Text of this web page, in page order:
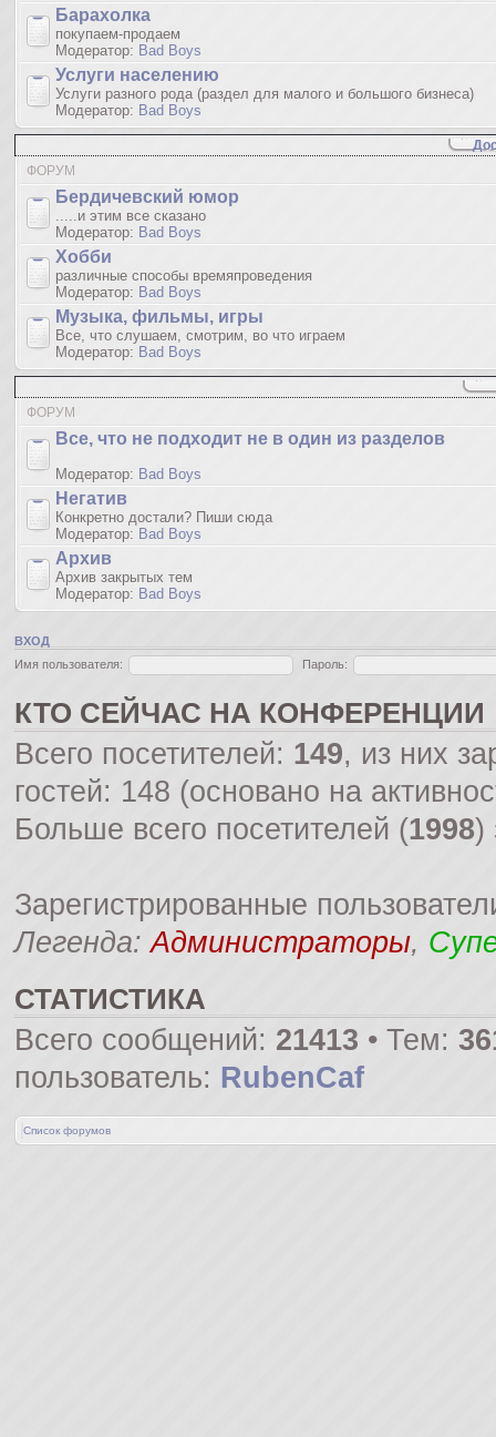
Барахолка
покупаем-продаем
Модератор: Bad Boys
Услуги населению
Услуги разного рода (раздел для малого и большого бизнеса)
Модератор: Bad Boys
ФОРУМ
Бердичевский юмop
.....и этим все сказано
Модератор: Bad Boys
Хобби
различные способы времяпроведения
Модератор: Bad Boys
Музыка, фильмы, игры
Все, что слушаем, смотрим, во что играем
Модератор: Bad Boys
ФОРУМ
Все, что не подходит не в один из разделов
Модератор: Bad Boys
Негатив
Конкретно достали? Пиши сюда
Модератор: Bad Boys
Архив
Архив закрытых тем
Модератор: Bad Boys
ВХОД
Имя пользователя:
Пароль:
КТО СЕЙЧАС НА КОНФЕРЕНЦИИ
Всего посетителей: 149, из них
гостей: 148 (основано на
Больше всего посетителей (1998)
Зарегистрированные
Легенда:Администраторы,
СТАТИСТИКА
Всего сообщений: 21413 • Тем:
пользователь: RubenCaf
Список форумов